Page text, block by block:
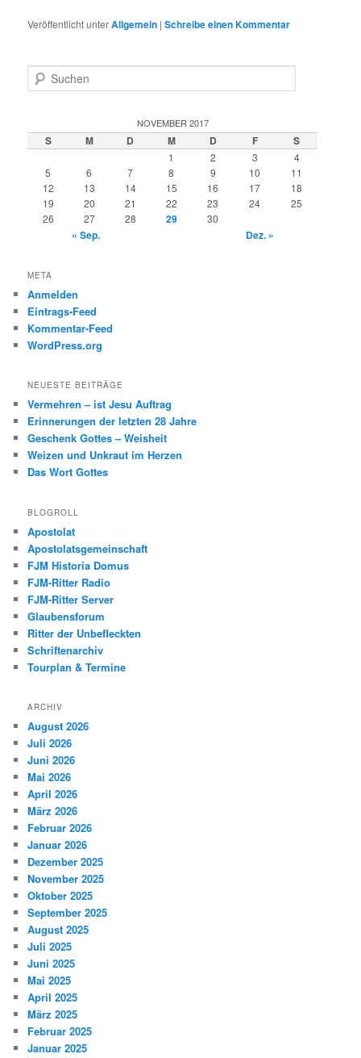
Veröffentlicht unterAllgemein |Schreibe einen Kommentar
u
e
n
NOVEMBER 2017
S M D M D F S
1 2 3
4
5
6 7 8 9 10
11
12
13 14 15 16 17
18
19
20 21 22 23 24
25
26
27 28 29 30
« Sep. Dez. »
META
Anmelden
Eintrags-Feed
Kommentar-Feed
WordPress.org
NEUESTE BEITRÄGE
Vermehren – ist Jesu Auftrag
Erinnerungen der letzten 28 Jahre
Geschenk Gottes – Weisheit
Weizen und Unkraut im Herzen
Das Wort Gottes
BLOGROLL
Apostolat
Apostolatsgemeinschaft
FJM Historia Domus
FJM-Ritter Radio
FJM-Ritter Server
Glaubensforum
Ritter der Unbefleckten
Schriftenarchiv
Tourplan & Termine
ARCHIV
August 2026
Juli 2026
Juni 2026
Mai 2026
April 2026
März 2026
Februar 2026
Januar 2026
Dezember 2025
November 2025
Oktober 2025
September 2025
August 2025
Juli 2025
Juni 2025
Mai 2025
April 2025
März 2025
Februar 2025
Januar 2025